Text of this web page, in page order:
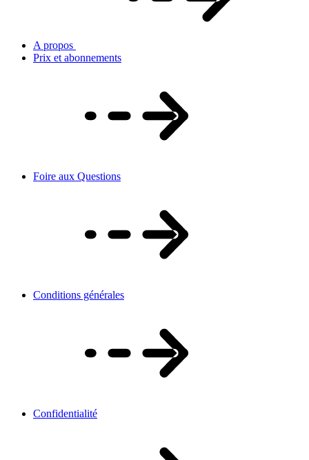
A propos
Prix et abonnements
Foire aux Questions
Conditions générales
Confidentialité